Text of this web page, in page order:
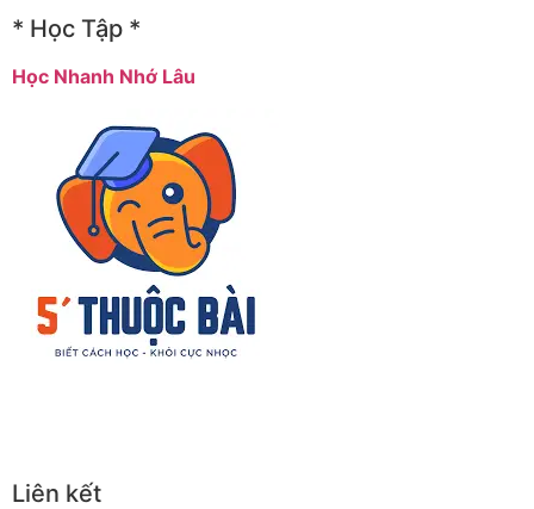
* Học Tập *
Học Nhanh Nhớ Lâu
Liên kết